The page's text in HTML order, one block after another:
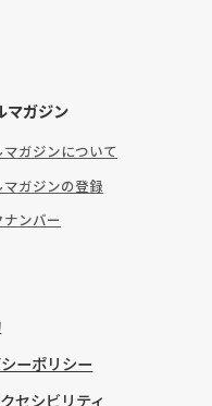
マガジン
マガジンについて
マガジンの登録
ンバー
ーポリシー
セシビリティ